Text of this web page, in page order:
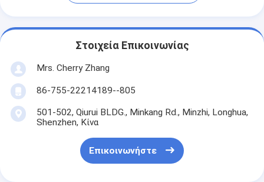
Στοιχεία Επικοινωνίας
Mrs. Cherry Zhang
86-755-22214189--805
501-502, Qiurui BLDG., Minkang Rd., Minzhi, Longhua,
Shenzhen, Κίνα
Επικοινωνήστε